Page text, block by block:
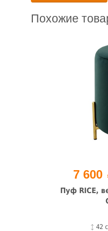
Похожие
7 600
Пуф RICE,
42